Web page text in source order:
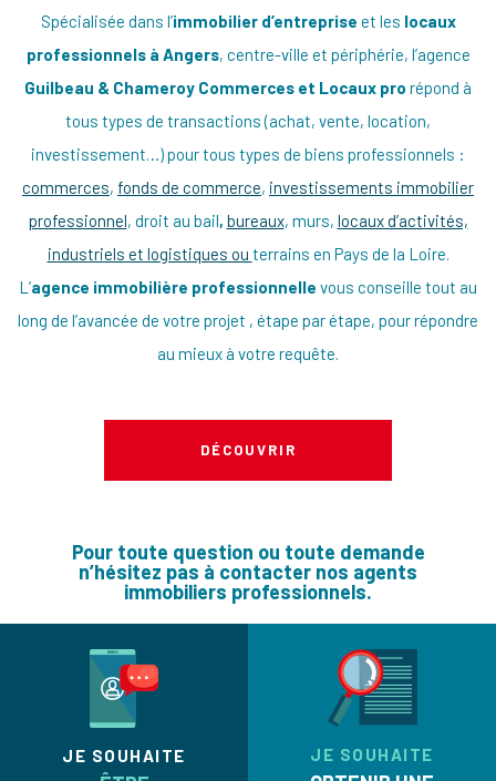
Ouverture Friperie, bazar, concept store – ouverture en
Spécialisée dans l’immobilier d’entreprise et les locaux
professionnels à Angers, centre-ville et périphérie, l’agence
Guilbeau & Chameroy Commerces et Locaux pro répond à
tous types de transactions (achat, vente, location,
investissement…) pour tous types de biens professionnels :
commerces, fonds de commerce, investissements immobilier
professionnel, droit au bail, bureaux, murs, locaux d’activités,
industriels et logistiques ou terrains en Pays de la Loire.
L’agence immobilière professionnelle vous conseille tout au
long de l’avancée de votre projet , étape par étape, pour répondre
au mieux à votre requête.
DÉCOUVRIR
Pour toute question ou toute demande
n’hésitez pas à contacter nos agents
immobiliers professionnels.
JE SOUHAITE JE SOUHAITE